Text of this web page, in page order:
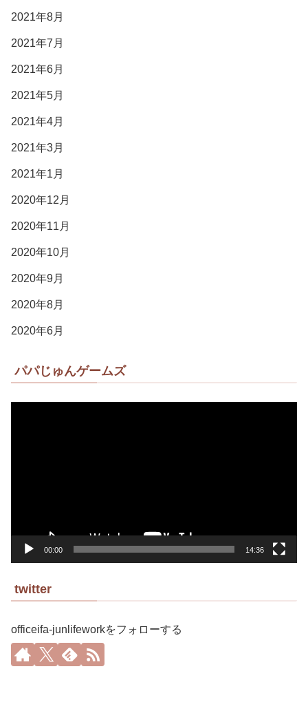
2021年8月
2021年7月
2021年6月
2021年5月
2021年4月
2021年3月
2021年1月
2020年12月
2020年11月
2020年10月
2020年9月
2020年8月
2020年6月
パパじゅんゲームズ
00:00 14:36
twitter
officeifa-junlifeworkをフォローする